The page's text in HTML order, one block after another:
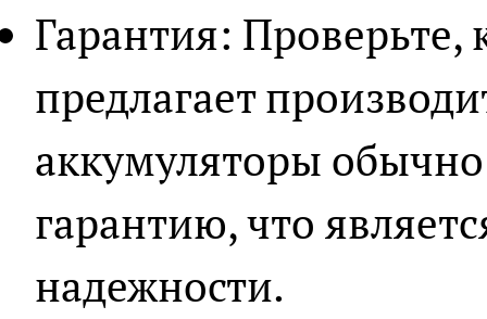
Гарантия:
предлагает
аккумуляторы
гарантию, что
надежности.